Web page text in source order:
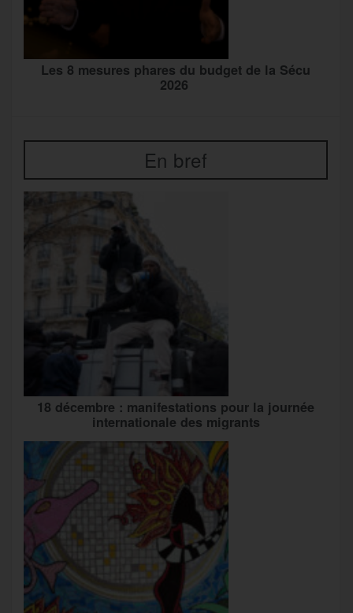
Les 8 mesures phares du budget de la Sécu
2026
En bref
18 décembre : manifestations pour la journée
internationale des migrants